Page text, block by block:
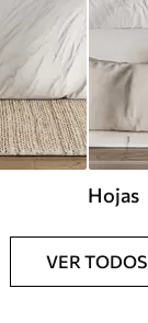
Hojas
VER TODOS